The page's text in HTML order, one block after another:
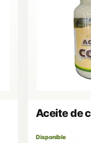
Aceite de
Disponible